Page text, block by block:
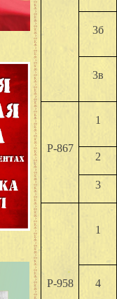
3б
3в
Р-867
1
2
3
Р-958
1
4